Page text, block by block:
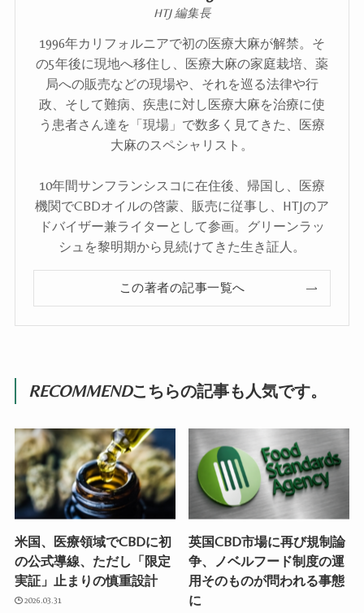
HTJ 編集長
1996年カリフォルニアで初の医療大麻が解禁。そ
の5年後に現地へ移住し、医療大麻の家庭栽培、薬
局への販売などの現場や、それを巡る法律や行
政、そして難病、疾患に対し医療大麻を治療に使
う患者さん達を「現場」で数多く見てきた、医療
大麻のスペシャリスト。
10年間サンフランシスコに在住後、帰国し、医療
機関でCBDオイルの啓蒙、販売に従事し、HTJのア
ドバイザー兼ライターとして参画。グリーンラッ
シュを黎明期から見続けてきた生き証人。
この著者の記事一覧へ
RECOMMENDこちらの記事も人気です。
米国、医療領域でCBDに初
の公式導線、ただし「限定
実証」止まりの慎重設計
2026.03.31
英国CBD市場に再び規制論
争、ノベルフード制度の運
用そのものが問われる事態
に